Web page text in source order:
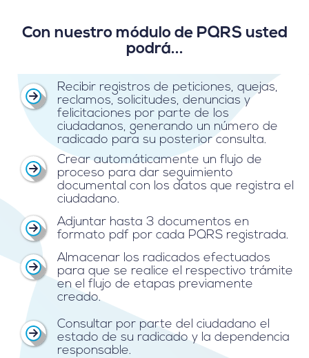
Con nuestro módulo de PQRS usted
podrá...
Recibir registros de peticiones, quejas,
reclamos, solicitudes, denuncias y
felicitaciones por parte de los
ciudadanos, generando un número de
radicado para su posterior consulta.
Crear automáticamente un flujo de
proceso para dar seguimiento
documental con los datos que registra el
ciudadano.
Adjuntar hasta 3 documentos en
formato pdf por cada PQRS registrada.
Almacenar los radicados efectuados
para que se realice el respectivo trámite
en el flujo de etapas previamente
creado.
Consultar por parte del ciudadano el
estado de su radicado y la dependencia
responsable.